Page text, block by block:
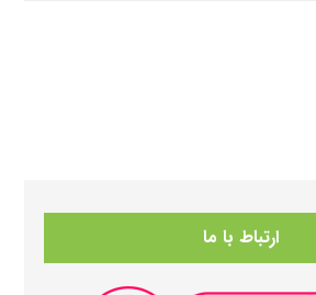
ارتباط با ما